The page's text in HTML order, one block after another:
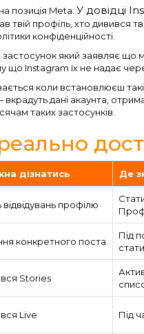
позиція Meta. У довідці
твій профіль, хто дивився
конфіденційності.
застосунок який заявляє
що Instagram їх не надає
коли встановлюєш
вкрадуть дані акаунта,
таких застосунків.
дізнатись Де
відвідувань профілю
конкретного поста
Під
Stories
Live Під